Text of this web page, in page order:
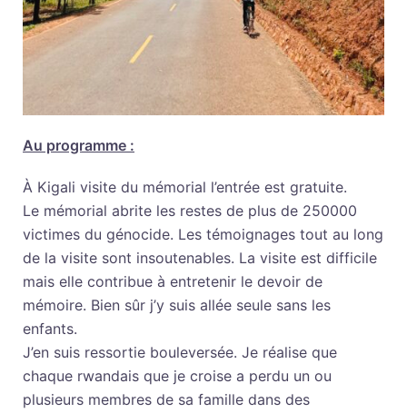
Au programme :
À Kigali visite du mémorial l’entrée est gratuite.
Le mémorial abrite les restes de plus de 250000
victimes du génocide. Les témoignages tout au long
de la visite sont insoutenables. La visite est difficile
mais elle contribue à entretenir le devoir de
mémoire. Bien sûr j’y suis allée seule sans les
enfants.
J’en suis ressortie bouleversée. Je réalise que
chaque rwandais que je croise a perdu un ou
plusieurs membres de sa famille dans des